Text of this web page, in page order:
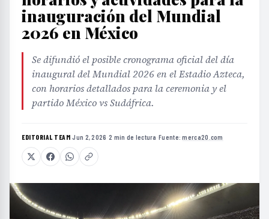
inauguración del Mundial
2026 en México
Se difundió el posible cronograma oficial del día
inaugural del Mundial 2026 en el Estadio Azteca,
con horarios detallados para la ceremonia y el
partido México vs Sudáfrica.
EDITORIAL TEAM·Jun 2, 2026 ·2 min de lectura ·Fuente:merca20.com